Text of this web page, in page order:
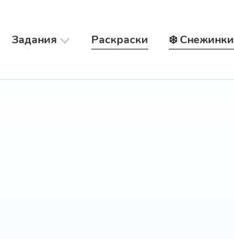
Задания Раскраски ❄️ Снежинки